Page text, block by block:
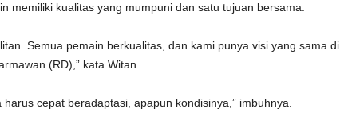
memiliki kualitas yang mumpuni dan satu tujuan bersama.
Semua pemain berkualitas, dan kami punya visi yang sama di
(RD),” kata Witan.
cepat beradaptasi, apapun kondisinya,” imbuhnya.